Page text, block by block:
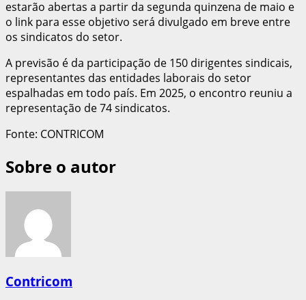
estarão abertas a partir da segunda quinzena de maio e
o link para esse objetivo será divulgado em breve entre
os sindicatos do setor.
A previsão é da participação de 150 dirigentes sindicais,
representantes das entidades laborais do setor
espalhadas em todo país. Em 2025, o encontro reuniu a
representação de 74 sindicatos.
Fonte: CONTRICOM
Sobre o autor
Contricom